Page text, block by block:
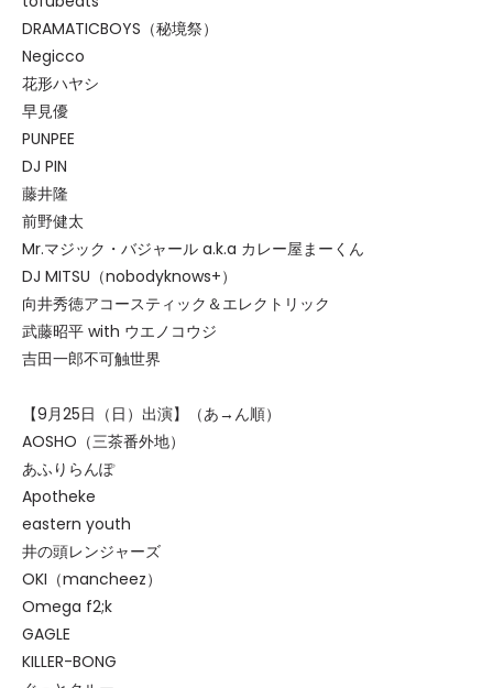
DRAMATICBOYS（秘境祭）
Negicco
花形ハヤシ
早見優
PUNPEE
DJ PIN
藤井隆
前野健太
Mr.マジック・バジャール a.k.a カレー屋まーくん
DJ MITSU（nobodyknows+）
向井秀徳アコースティック＆エレクトリック
武藤昭平 with ウエノコウジ
吉田一郎不可触世界
【9月25日（日）出演】（あ→ん順）
AOSHO（三茶番外地）
あふりらんぽ
Apotheke
eastern youth
井の頭レンジャーズ
OKI（mancheez）
Omega f2;k
GAGLE
KILLER-BONG